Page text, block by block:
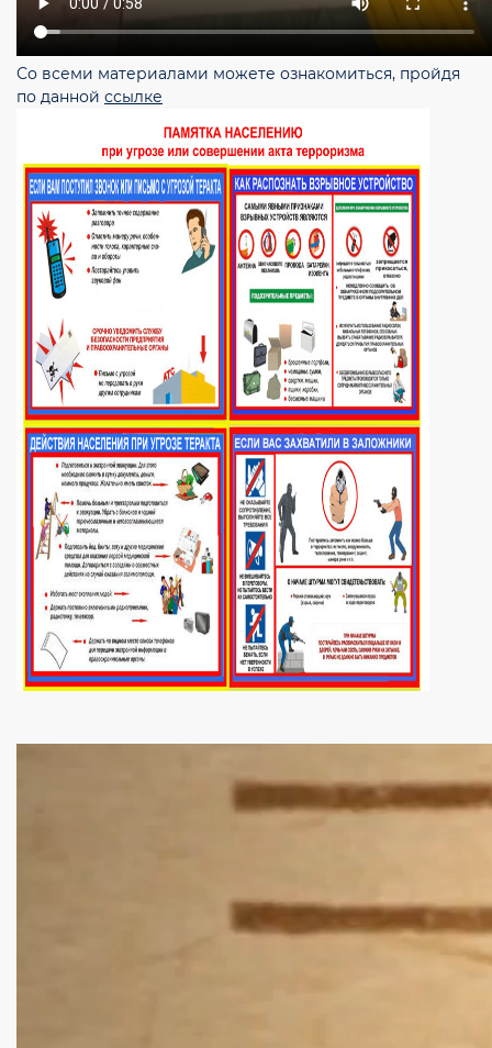
Со всеми материалами можете ознакомиться, пройдя
по данной ссылке